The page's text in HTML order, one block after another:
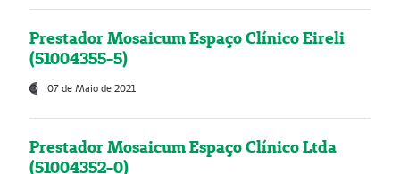
Prestador Mosaicum Espaço Clínico Eireli
(51004355-5)
07 de Maio de 2021
Prestador Mosaicum Espaço Clínico Ltda
(51004352-0)